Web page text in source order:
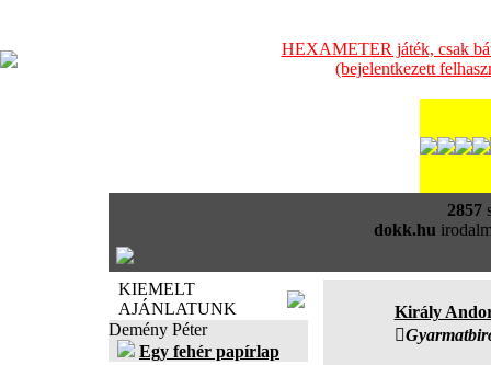
HEXAMETER játék, csak
(bejelentkezett
2857
dokk.hu
KIEMELT
AJÁNLATUNK
Demény Péter
Egy fehér papírlap
Király